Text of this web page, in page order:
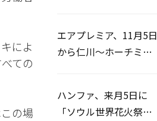
によ
ての
の場
エアプレミア、11月5日
から仁川〜ホーチミン
ハンファ、来月5日に
「ソウル世界花火祭り